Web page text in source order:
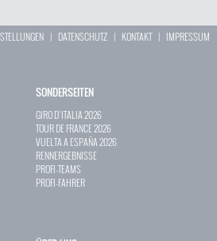
| DATENSCHUTZ | KONTAKT| IMPRESSUM
SONDERSEITEN
GIRO D`ITALIA 2026
TOUR DE FRANCE 2026
VUELTA A ESPAÑA 2026
RENNERGEBNISSE
PROFI-TEAMS
PROFI-FAHRER